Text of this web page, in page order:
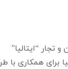
تجار “ایتالیا”
همکاری با